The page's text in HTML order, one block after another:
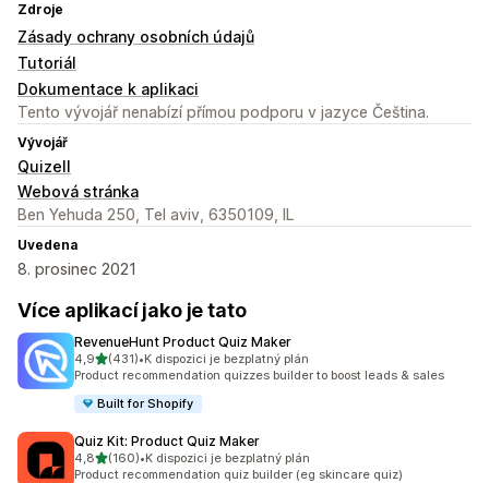
Zdroje
Zásady ochrany osobních údajů
Tutoriál
Dokumentace k aplikaci
Tento vývojář nenabízí přímou podporu v jazyce Čeština.
Vývojář
Quizell
Webová stránka
Ben Yehuda 250, Tel aviv, 6350109, IL
Uvedena
8. prosinec 2021
Více aplikací jako je tato
RevenueHunt Product Quiz Maker
4,9z 5 hvězd
(431)
Celkový počet recenzí: 431
•K dispozici je bezplatný plán
Product recommendation quizzes builder to boost leads & sales
Built for Shopify
Quiz Kit: Product Quiz Maker
4,8z 5 hvězd
(160)
Celkový počet recenzí: 160
•K dispozici je bezplatný plán
Product recommendation quiz builder (eg skincare quiz)